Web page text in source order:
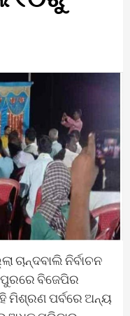
ଚାନ୍ଦବାଲି ନିର୍ବାଚନ
ବିଜେପିର
ମିଶ୍ରଣ ପର୍ବରେ ଅନ୍ୟ